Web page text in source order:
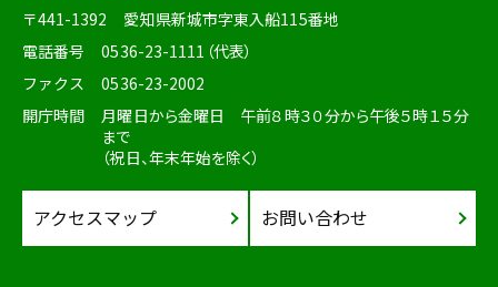
〒441-1392
愛知県新城市字東入船115番地
電話番号
0536-23-1111（代表）
ファクス
0536-23-2002
開庁時間
月曜日から金曜日 午前８時３０分から午後５時１５分
まで
（祝日、年末年始を除く）
アクセスマップ お問い合わせ